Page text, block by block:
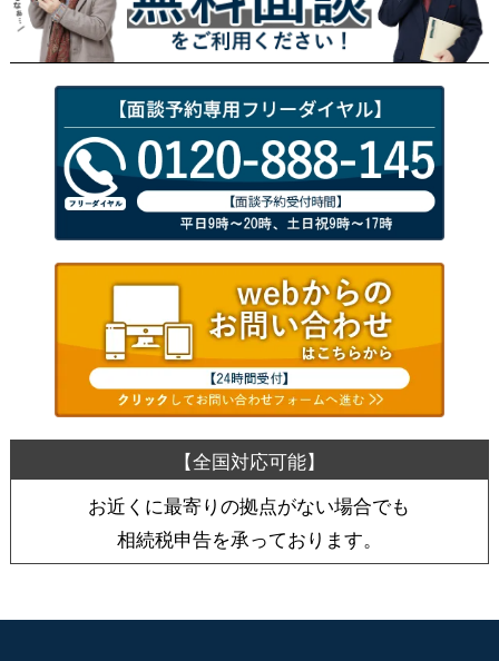
お近くに最寄りの拠点がない場合でも
相続税申告を承っております。